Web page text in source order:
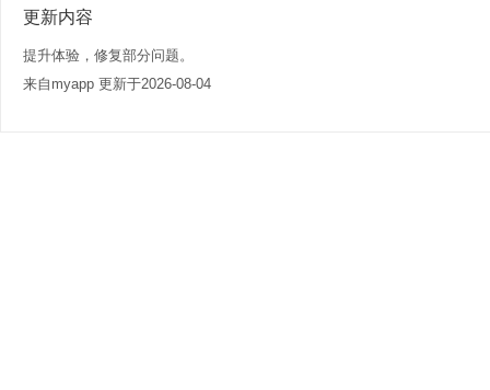
更新内容
提升体验，修复部分问题。
来自myapp 更新于2026-08-04